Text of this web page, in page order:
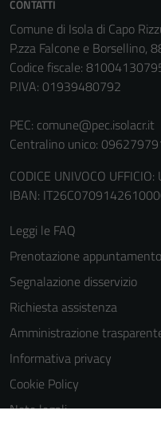
CONTATTI
Comune di Isola di Capo
P.zza Falcone e Borsellino,
Codice fiscale:
P.IVA: 01939480792
PEC: comune@pec.isolacr.it
Centralino unico:
CODICE UNIVOCO UFFICIO:
IBAN:
Leggi le FAQ
Prenotazione appuntamento
Segnalazione disservizio
Richiesta assistenza
Amministrazione
Informativa privacy
Cookie Policy
Note legali